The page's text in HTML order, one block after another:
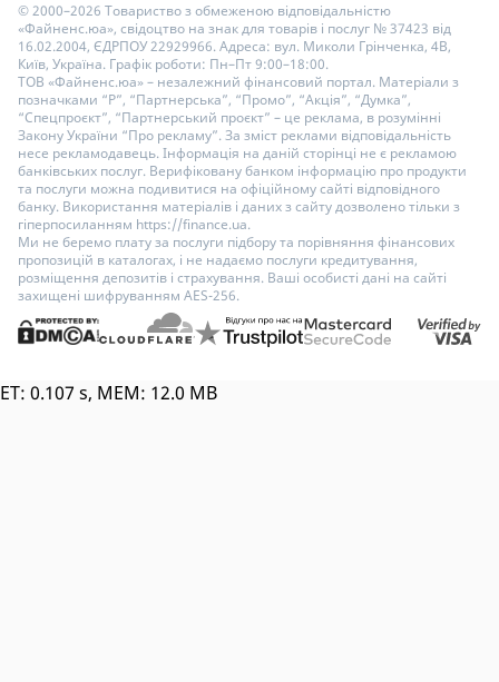
© 2000–2026 Товариство з обмеженою відповідальністю
«Файненс.юа», свідоцтво на знак для товарів і послуг № 37423 від
16.02.2004, ЄДРПОУ 22929966. Адреса: вул. Миколи Грінченка, 4В,
Київ, Україна. Графік роботи: Пн–Пт 9:00–18:00.
ТОВ «Файненс.юа» – незалежний фінансовий портал. Матеріали з
позначками “Р”, “Партнерська”, “Промо”, “Акція”, “Думка”,
“Спецпроєкт”, “Партнерський проєкт” – це реклама, в розумінні
Закону України “Про рекламу”. За зміст реклами відповідальність
несе рекламодавець. Інформація на даній сторінці не є рекламою
банківських послуг. Верифіковану банком інформацію про продукти
та послуги можна подивитися на офіційному сайті відповідного
банку. Використання матеріалів і даних з сайту дозволено тільки з
гіперпосиланням https://finance.ua.
Ми не беремо плату за послуги підбору та порівняння фінансових
пропозицій в каталогах, і не надаємо послуги кредитування,
розміщення депозитів і страхування. Ваші особисті дані на сайті
захищені шифруванням AES-256.
ET: 0.107 s, MEM: 12.0 MB